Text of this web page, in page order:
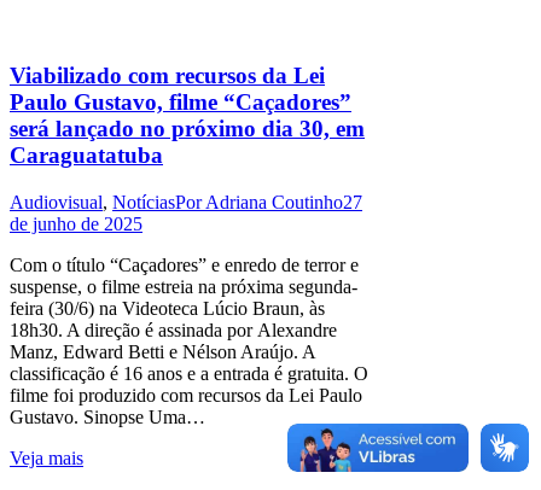
Viabilizado com recursos da Lei
Paulo Gustavo, filme “Caçadores”
será lançado no próximo dia 30, em
Caraguatatuba
Audiovisual, NotíciasPorAdriana Coutinho27
de junho de 2025
Com o título “Caçadores” e enredo de terror e
suspense, o filme estreia na próxima segunda-
feira (30/6) na Videoteca Lúcio Braun, às
18h30. A direção é assinada por Alexandre
Manz, Edward Betti e Nélson Araújo. A
classificação é 16 anos e a entrada é gratuita. O
filme foi produzido com recursos da Lei Paulo
Gustavo. Sinopse Uma…
Veja mais